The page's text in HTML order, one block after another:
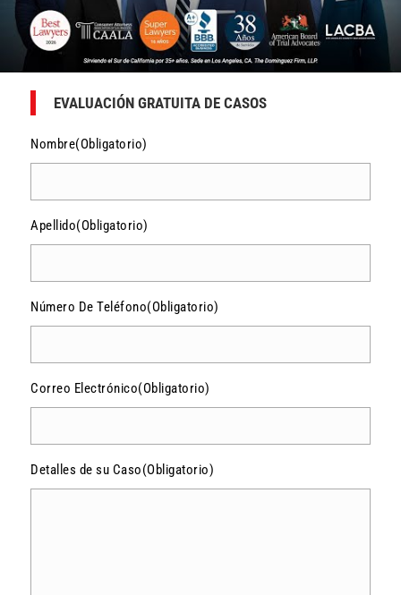
EVALUACIÓN GRATUITA DE CASOS
Nombre(Obligatorio)
Apellido(Obligatorio)
Número De Teléfono(Obligatorio)
Correo Electrónico(Obligatorio)
Detalles de su Caso(Obligatorio)